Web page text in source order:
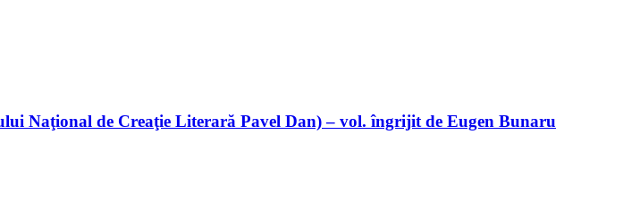
Naţional de Creaţie Literară Pavel Dan) – vol. îngrijit de Eugen Bunaru